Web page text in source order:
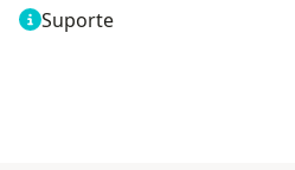
Suporte